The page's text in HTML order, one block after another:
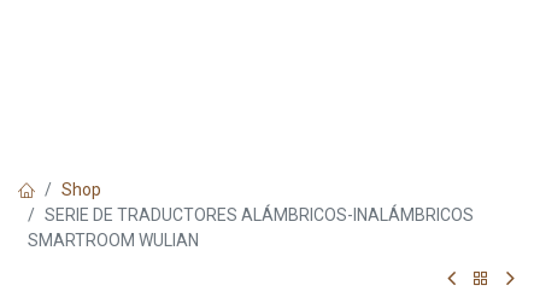
Shop
SERIE DE TRADUCTORES ALÁMBRICOS-INALÁMBRICOS
SMARTROOM WULIAN